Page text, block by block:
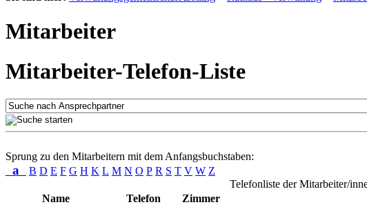
Mitarbeiter
Mitarbeiter-Telefon-Liste
Sprung zu den Mitarbeitern mit dem Anfangsbuchstaben:
a B D E F G H K L M N O P R S T V W Z
Telefonliste der Mitarbeiter/
Name
Telefon Zimmer